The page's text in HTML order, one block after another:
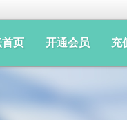
页 开通会员 充